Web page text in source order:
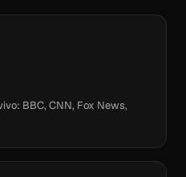
BBC, CNN, Fox News,